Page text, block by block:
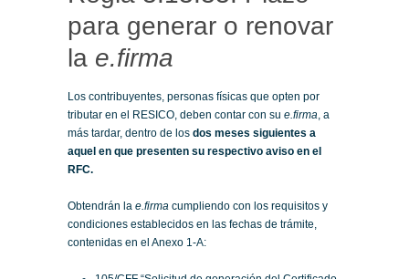
para generar o renovar
la e.firma
Los contribuyentes, personas físicas que opten por
tributar en el RESICO, deben contar con su e.firma, a
más tardar, dentro de los dos meses siguientes a
aquel en que presenten su respectivo aviso en el
RFC.
Obtendrán la e.firma cumpliendo con los requisitos y
condiciones establecidos en las fechas de trámite,
contenidas en el Anexo 1-A: